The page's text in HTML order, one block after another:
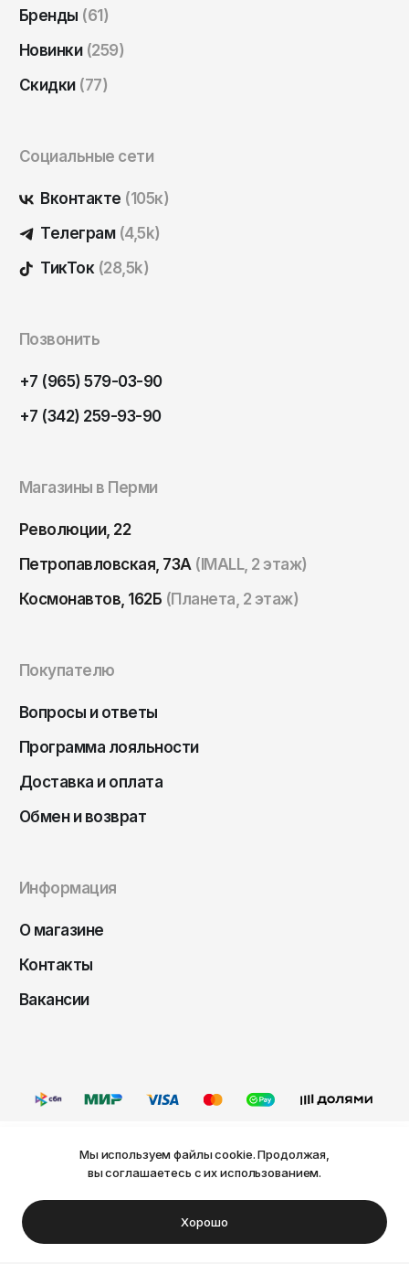
Бренды (61)
Новинки (259)
Скидки (77)
Социальные сети
Вконтакте (105к)
Телеграм (4,5k)
ТикТок (28,5k)
Позвонить
+7 (965) 579-03-90
+7 (342) 259-93-90
Магазины в Перми
Революции, 22
Петропавловская, 73А (IMALL, 2 этаж)
Космонавтов, 162Б (Планета, 2 этаж)
Покупателю
Вопросы и ответы
Программа лояльности
Доставка и оплата
Обмен и возврат
Информация
О магазине
Контакты
Вакансии
© FRIDAY, 2026
Оферта
Политика конфиденциальности
Ваш город Пермь?
Мы используем файлы cookie. Продолжая,
вы соглашаетесь с их использованием.
Хорошо